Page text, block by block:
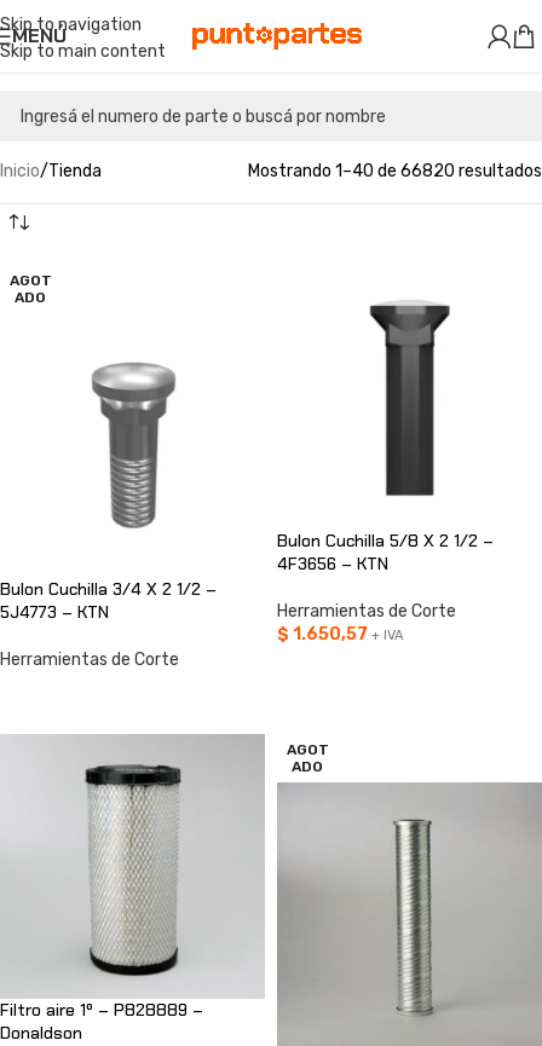
Skip to navigation
Skip to main content
MENÚ
Inicio Tienda Mostrando 1–40 de 66820 resultados
AGOT
ADO
Bulon Cuchilla 3/4 X 2 1/2 –
5J4773 – KTN
Herramientas de Corte
Bulon Cuchilla 5/8 X 2 1/2 –
4F3656 – KTN
Herramientas de Corte
$ 1.650,57 + IVA
Filtro aire 1º – P828889 –
Donaldson
AGOT
ADO